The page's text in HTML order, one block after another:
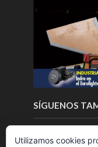
SÍGUENOS
Utilizamos cookies